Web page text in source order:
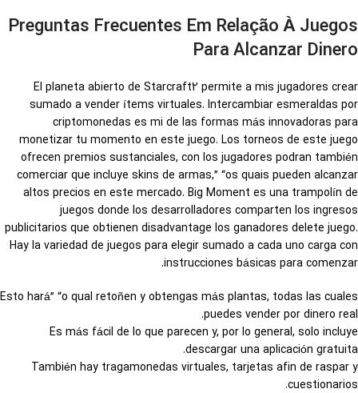
Preguntas Frecuentes Em Relação À Juegos
Para Alcanzar Dinero
El planeta abierto de Starcraft2 permite a mis jugadores crear
sumado a vender ítems virtuales. Intercambiar esmeraldas por
criptomonedas es mi de las formas más innovadoras para
monetizar tu momento en este juego. Los torneos de este juego
ofrecen premios sustanciales, con los jugadores podran también
comerciar que incluye skins de armas,” “os quais pueden alcanzar
altos precios en este mercado. Big Moment es una trampolín de
juegos donde los desarrolladores comparten los ingresos
publicitarios que obtienen disadvantage los ganadores delete juego.
Hay la variedad de juegos para elegir sumado a cada uno carga con
instrucciones básicas para comenzar.
Esto hará” “o qual retoñen y obtengas más plantas, todas las cuales
puedes vender por dinero real.
Es más fácil de lo que parecen y, por lo general, solo incluye
descargar una aplicación gratuita.
También hay tragamonedas virtuales, tarjetas afin de raspar y
cuestionarios.